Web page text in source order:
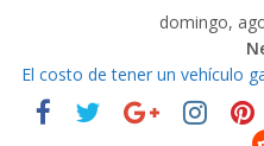
domingo,
La FEDAK recibe 12 Sinotruk
Vuelta
El costo de tener un vehículo